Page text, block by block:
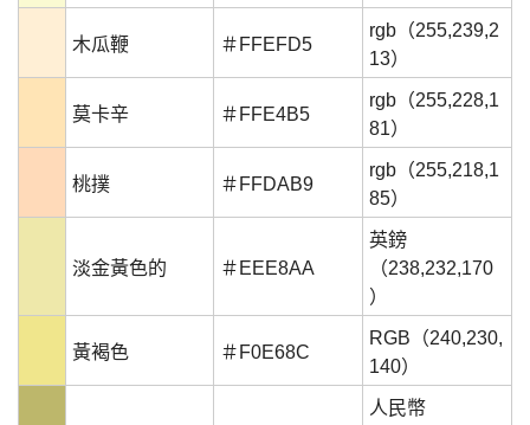
木瓜鞭 ＃FFEFD5
rgb（255,239,2
13）
莫卡辛 ＃FFE4B5
rgb（255,228,1
81）
桃撲 ＃FFDAB9
rgb（255,218,1
85）
淡金黃色的 ＃EEE8AA
英鎊
（238,232,170
）
黃褐色 ＃F0E68C
RGB（240,230,
140）
人民幣